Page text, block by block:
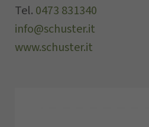
Tel. 0473 831340
info@schuster.it
www.schuster.it